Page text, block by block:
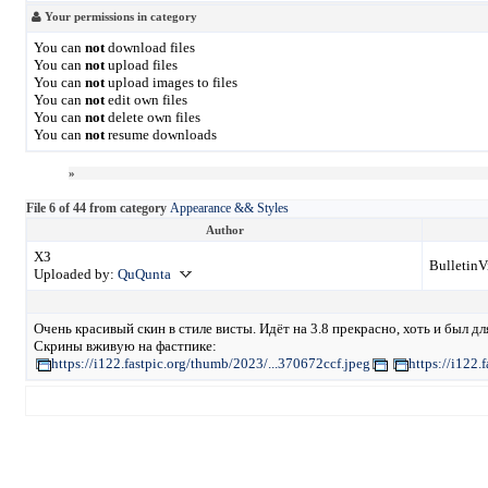
Your permissions in category
You can notdownload files
You can notupload files
You can notupload images to files
You can notedit own files
You can notdelete own files
You can notresume downloads
»
File 6 of 44 from category Appearance && Styles
Author
ХЗ
Uploaded by: QuQunta
Очень красивый скин в стиле висты. Идёт на 3.8 прекрасно, хоть и был
Скрины вживую на фастпике:
https://i122.fastpic.org/thumb/2023/...370672ccf.jpeg
https://